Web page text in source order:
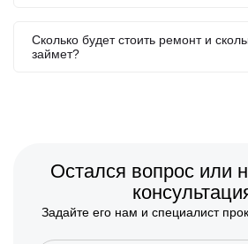
Сколько будет стоить ремонт и
займет?
Остался вопрос или
Задайте его нам и специалист